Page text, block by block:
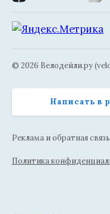
© 2026 Велодейли.ру
Написать в
Реклама и обратная
Политика